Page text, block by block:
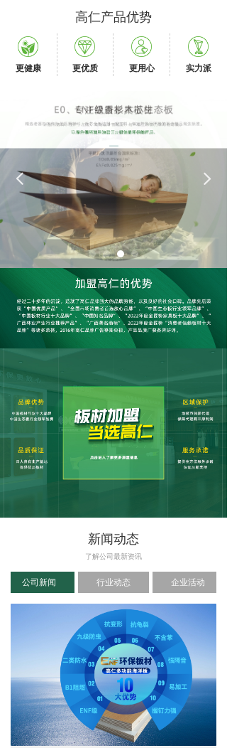
高仁产品优势
更健康 更优质 更用心 实力派
넳 넲
新闻动态
了解公司最新资讯
公司新闻 行业动态 企业活动